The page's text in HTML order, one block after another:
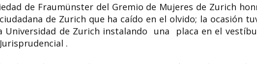
de Fraumünster del Gremio de Mujeres de Zurich
de Zurich que ha caído en el olvido; la ocasión
Universidad de Zurich instalando una placa en el
.